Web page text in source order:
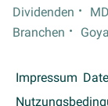
Dividenden
Branchen
Impressum